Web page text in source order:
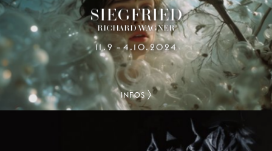
SIEGFRIED
RICHARD WAGNER
11.9 –4.10.2024
INFOS